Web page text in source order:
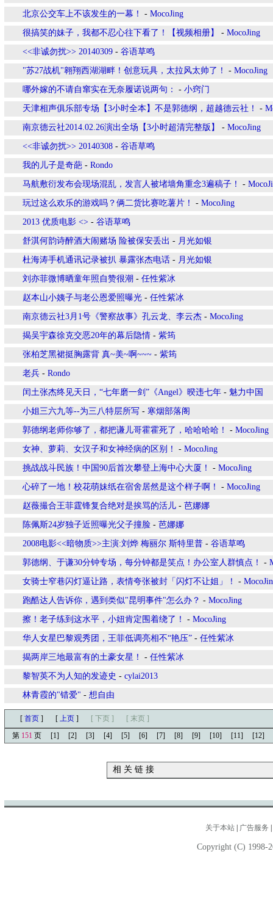
北京公交车上不该发生的一幕！ - MocoJing
很搞笑的妹子，我都不忍心往下看了！【视频相册】 - MocoJing
<<非诚勿扰>> 20140309 - 谷语草鸣
"苏27战机"翱翔西湖湖畔！创意玩具，太拉风太帅了！ - MocoJing
哪外嫁的不请自窜实在无奈履诺说两句： - 小窍门
天津相声俱乐部专场【3小时全本】不是郭德纲，超越德云社！ -
南京德云社2014.02.26演出全场【3小时超清完整版】 - MocoJing
<<非诚勿扰>> 20140308 - 谷语草鸣
我的儿子是奇葩 - Rondo
马航敷衍发布会现场混乱，发言人被堵墙角重念3遍稿子！ -
玩过这么欢乐的游戏吗？俩二货比赛吃薯片！ - MocoJing
2013 优质电影 <> - 谷语草鸣
舒淇何韵诗醉酒大闹赌场 险被保安丢出 - 月光如银
杜海涛手机通讯记录被扒 暴露张杰电话 - 月光如银
刘亦菲微博晒童年照自赞很潮 - 任性紫冰
赵本山小姨子与老公恩爱照曝光 - 任性紫冰
南京德云社3月1号《警察故事》孔云龙、李云杰 - MocoJing
揭吴宇森徐克交恶20年的幕后隐情 - 紫筠
张柏芝黑裙挺胸露背 真~美~啊~~~ - 紫筠
老兵 - Rondo
闰土张杰终见天日，“七年磨一剑”《Angel》暌违七年 - 魅力中国
小姐三六九等--为三八特层所写 - 寒烟部落阁
郭德纲老师你够了，都把谦儿哥霍霍死了，哈哈哈哈！ - MocoJing
女神、萝莉、女汉子和女神经病的区别！ - MocoJing
挑战战斗民族！中国90后首次攀登上海中心大厦！ - MocoJing
心碎了一地！校花萌妹纸在宿舍居然是这个样子啊！ - MocoJing
赵薇撮合王菲霆锋复合绝对是挨骂的活儿 - 芭娜娜
陈佩斯24岁独子近照曝光父子撞脸 - 芭娜娜
2008电影<<暗物质>>主演:刘烨 梅丽尔 斯特里普 - 谷语草鸣
郭德纲、于谦30分钟专场，每分钟都是笑点！办公室人群慎点！ -
女骑士窄巷闪灯逼让路，表情夸张被封「闪灯不让姐」！ -
跑酷达人告诉你，遇到类似"昆明事件"怎么办？ - MocoJing
擦！老子练到这水平，小妞肯定围着绕了！ - MocoJing
华人女星巴黎观秀团，王菲低调亮相不“艳压” - 任性紫冰
揭两岸三地最富有的土豪女星！ - 任性紫冰
黎智英不为人知的发迹史 - cylai2013
林青霞的"错爱" - 想自由
[ 首页 ] [ 上页 ] [ 下页 ]
[ 末页 ]
第 151 页 [1] [2] [3] [4] [5] [6] [7] [8] [9] [10] [11] [12]
相 关 链 接
关于本站 广告服务
Copyright (C) 1998-